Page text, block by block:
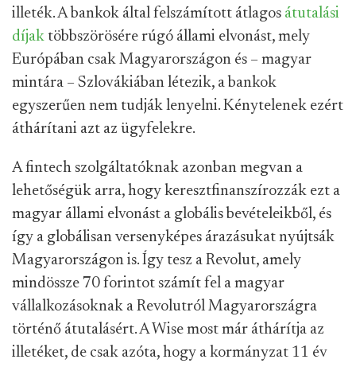
illeték. A bankok által felszámított átlagos átutalási
díjak többszörösére rúgó állami elvonást, mely
Európában csak Magyarországon és – magyar
mintára – Szlovákiában létezik, a bankok
egyszerűen nem tudják lenyelni. Kénytelenek ezért
áthárítani azt az ügyfelekre.
A fintech szolgáltatóknak azonban megvan a
lehetőségük arra, hogy keresztfinanszírozzák ezt a
magyar állami elvonást a globális bevételeikből, és
így a globálisan versenyképes árazásukat nyújtsák
Magyarországon is. Így tesz a Revolut, amely
mindössze 70 forintot számít fel a magyar
vállalkozásoknak a Revolutról Magyarországra
történő átutalásért. A Wise most már áthárítja az
illetéket, de csak azóta, hogy a kormányzat 11 év